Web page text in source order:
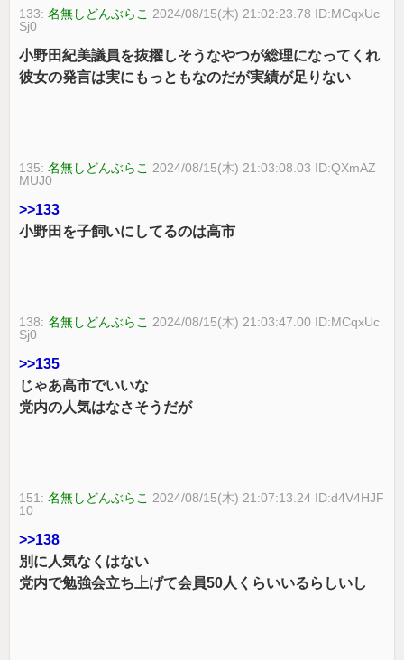
133:名無しどんぶらこ 2024/08/15(木) 21:02:23.78 ID:MCqxUc
Sj0
小野田紀美議員を抜擢しそうなやつが総理になってくれ
彼女の発言は実にもっともなのだが実績が足りない
135:名無しどんぶらこ 2024/08/15(木) 21:03:08.03 ID:QXmAZ
MUJ0
>>133
小野田を子飼いにしてるのは高市
138:名無しどんぶらこ 2024/08/15(木) 21:03:47.00 ID:MCqxUc
Sj0
>>135
じゃあ高市でいいな
党内の人気はなさそうだが
151:名無しどんぶらこ 2024/08/15(木) 21:07:13.24 ID:d4V4HJF
10
>>138
別に人気なくはない
党内で勉強会立ち上げて会員50人くらいいるらしいし